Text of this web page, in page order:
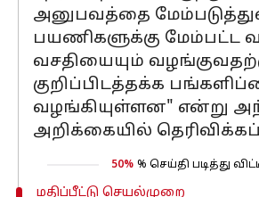
அனுபவத்தை
பயணிகளுக்கு மேம்பட்ட
வசதியையும்
குறிப்பிடத்தக்க
வழங்கியுள்ளன" என்று
அறிக்கையில்
50% % செய்தி படித்து
மதிப்பீட்டு செயல்முறை